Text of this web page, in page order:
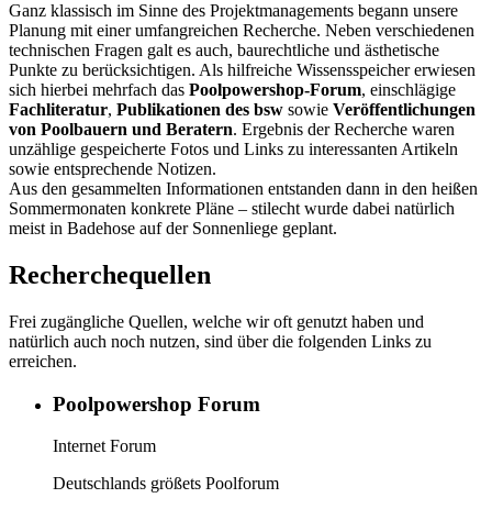
Ganz klassisch im Sinne des Projektmanagements begann unsere
Planung mit einer umfangreichen Recherche. Neben verschiedenen
technischen Fragen galt es auch, baurechtliche und ästhetische
Punkte zu berücksichtigen. Als hilfreiche Wissensspeicher erwiesen
sich hierbei mehrfach das Poolpowershop-Forum, einschlägige
Fachliteratur, Publikationen des bsw sowie Veröffentlichungen
von Poolbauern und Beratern. Ergebnis der Recherche waren
unzählige gespeicherte Fotos und Links zu interessanten Artikeln
sowie entsprechende Notizen.
Aus den gesammelten Informationen entstanden dann in den heißen
Sommermonaten konkrete Pläne – stilecht wurde dabei natürlich
meist in Badehose auf der Sonnenliege geplant.
Recherchequellen
Frei zugängliche Quellen, welche wir oft genutzt haben und
natürlich auch noch nutzen, sind über die folgenden Links zu
erreichen.
Poolpowershop Forum
Internet Forum
Deutschlands größets Poolforum